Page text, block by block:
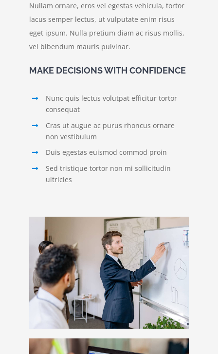
Nullam ornare, eros vel egestas vehicula, tortor
lacus semper lectus, ut vulputate enim risus
eget ipsum. Nulla pretium diam ac risus mollis,
vel bibendum mauris pulvinar.
MAKE DECISIONS WITH CONFIDENCE
Nunc quis lectus volutpat efficitur tortor
consequat
Cras ut augue ac purus rhoncus ornare
non vestibulum
Duis egestas euismod commod proin
Sed tristique tortor non mi sollicitudin
ultricies